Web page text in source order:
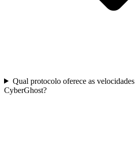
Qual protocolo oferece as
CyberGhost?